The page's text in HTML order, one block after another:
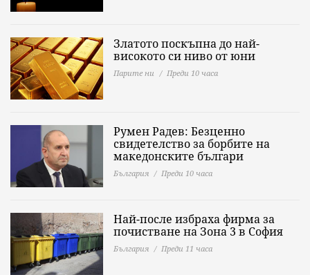
Златото поскъпна до най-
високото си ниво от юни
Парите ни Преди 10 часа
Румен Радев: Безценно
свидетелство за борбите на
македонските българи
България Преди 10 часа
Най-после избраха фирма за
почистване на Зона 3 в София
България Преди 11 часа